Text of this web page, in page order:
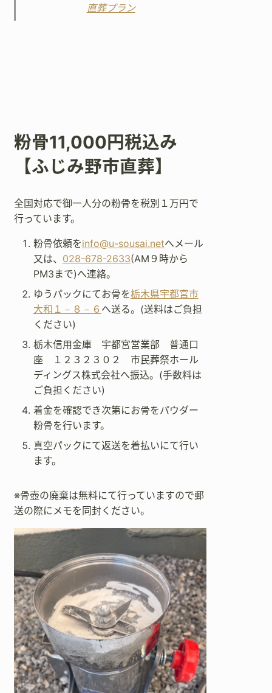
直葬プラン
粉骨11,000円税込み
【ふじみ野市直葬】
全国対応で御一人分の粉骨を税別１万円で
行っています。
粉骨依頼をinfo@u-sousai.netへメール
又は、 028-678-2633(AM９時から
PM3まで)へ連絡。
ゆうパックにてお骨を栃木県宇都宮市
大和１－８－６ へ送る。(送料はご負担
ください)
栃木信用金庫 宇都宮営業部 普通口
座 １２３２３０２ 市民葬祭ホール
ディングス株式会社へ振込。(手数料は
ご負担ください)
着金を確認でき次第にお骨をパウダー
粉骨を行います。
真空パックにて返送を着払いにて行い
ます。
※骨壺の廃棄は無料にて行っていますので郵
送の際にメモを同封ください。